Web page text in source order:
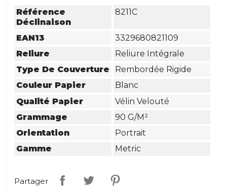
Référence
Déclinaison
8211C
EAN13
3329680821109
Reliure
Reliure Intégrale
Type De Couverture
Rembordée Rigide
Couleur Papier
Blanc
Qualité Papier
Vélin Velouté
Grammage
90 G/m²
Orientation
Portrait
Gamme
Metric
Partager